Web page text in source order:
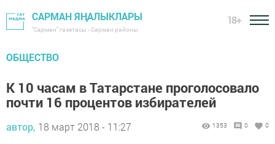
САРМАН ЯҢАЛЫКЛАРЫ
"Сарман" газетасы - Сарман районы
18+
ОБЩЕСТВО
К 10 часам в Татарстане проголосовало
почти 16 процентов избирателей
автор, 18 март 2018 - 11:27 1353 0 0